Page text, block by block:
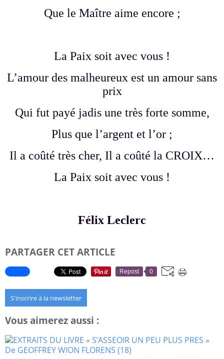
Que le Maître aime encore ;
La Paix soit avec vous !
L’amour des malheureux est un amour sans
prix
Qui fut payé jadis une très forte somme,
Plus que l’argent et l’or ;
Il a coûté très cher, Il a coûté la CROIX…
La Paix soit avec vous !
Félix Leclerc
PARTAGER CET ARTICLE
Repost 0
S'inscrire à la newsletter
Vous aimerez aussi :